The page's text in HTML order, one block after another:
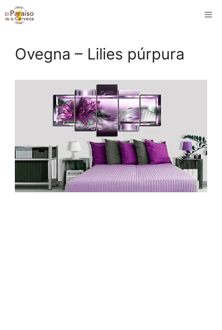
Saltar
al
Ovegna – Lilies púrpura